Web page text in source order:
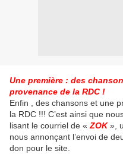
Une première : des
provenance de la RDC !
Enfin , des chansons et une
la RDC !!! C’est ainsi que
lisant le courriel de « ZOK»,
nous annonçant l’envoi de
don pour le site.